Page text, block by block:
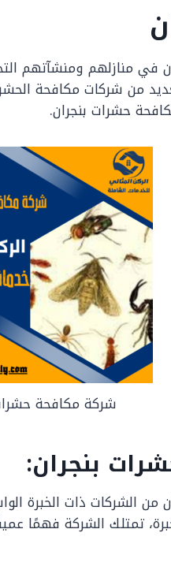
في منازلهم ومنشآتهم
من شركات مكافحة
حشرات بنجران.
شركة مكافحة
بنجران:
من الشركات ذات
تمتلك الشركة فهمًا